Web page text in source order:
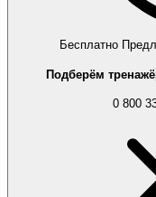
Бесплатно
Подберём
0 800